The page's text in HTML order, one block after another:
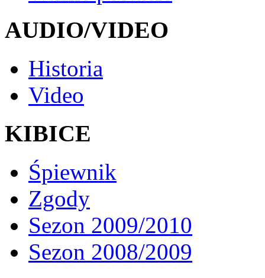
AUDIO/VIDEO
Historia
Video
KIBICE
Śpiewnik
Zgody
Sezon 2009/2010
Sezon 2008/2009